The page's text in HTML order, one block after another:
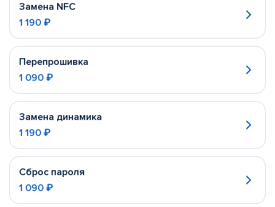
Замена NFC
1 190 ₽
Перепрошивка
1 090 ₽
Замена динамика
1 190 ₽
Сброс пароля
1 090 ₽